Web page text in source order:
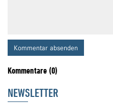
Kommentar absenden
Kommentare (0)
NEWSLETTER